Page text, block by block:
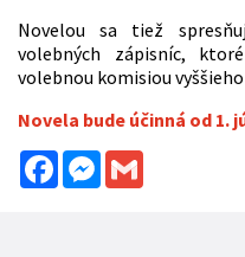
Novelou sa tiež
volebných zápisníc,
volebnou komisiou
Novela bude účinná od 1.
FacebookMessenger